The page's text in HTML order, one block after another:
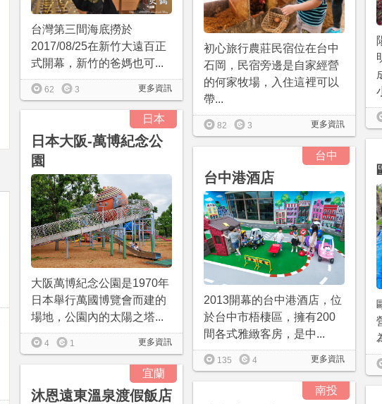
台灣第三間海底撈於
2017/08/25在新竹大遠百正
式開幕，新竹的爸媽也可...
更多資訊
62 3
初心旅行農莊民宿位在台中
石岡，民宿旁邊是自家經營
的何家牧場，入住這裡可以
帶...
更多資訊
82 3
日本
日本大阪-萬博紀念公
園
大阪萬博紀念公園是1970年
日本舉行萬國博覽會而建的
場地，公園內的太陽之塔...
更多資訊
4 1
台中
台中港酒店
2013開幕的台中港酒店，位
於台中市梧棲區，擁有200
間各式雅緻客房，是中...
更多資訊
135 4
宜蘭
沐恩遠東溫泉渡假飯店 南投